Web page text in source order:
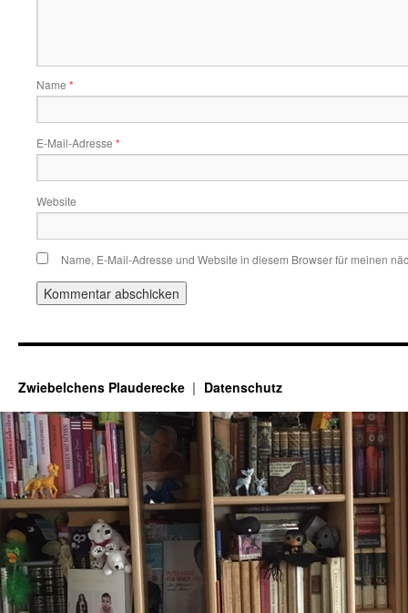
Name *
E-Mail-Adresse *
Website
Name, E-Mail-Adresse und Website in diesem Browser für meinen
Zwiebelchens Plauderecke Datenschutz